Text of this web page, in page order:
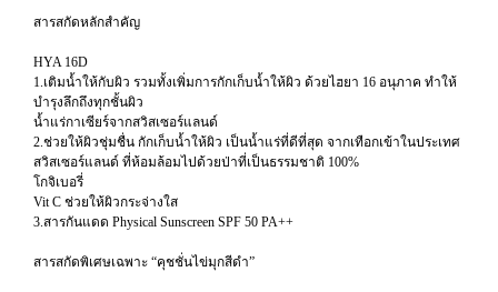
สารสกัดหลักสำคัญ
HYA 16D
1.เติมน้ำให้กับผิว รวมทั้งเพิ่มการกักเก็บน้ำให้ผิว ด้วยไฮยา 16 อนุภาค ทำให้
บำรุงลึกถึงทุกชั้นผิว
น้ำแร่กาเซียร์จากสวิสเซอร์แลนด์
2.ช่วยให้ผิวชุ่มชื่น กักเก็บน้ำให้ผิว เป็นน้ำแร่ที่ดีที่สุด จากเทือกเข้าในประเทศ
สวิสเซอร์แลนด์ ที่ห้อมล้อมไปด้วยป่าที่เป็นธรรมชาติ 100%
โกจิเบอรี่
Vit C ช่วยให้ผิวกระจ่างใส
3.สารกันแดด Physical Sunscreen SPF 50 PA++
สารสกัดพิเศษเฉพาะ “คุชชั่นไข่มุกสีดำ”